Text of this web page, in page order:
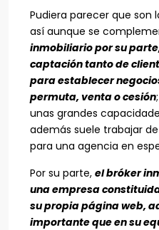
Pudiera parecer que son
así aunque se
inmobiliario por su
captación tanto de
para establecer
permuta, venta o cesión
unas grandes
además suele trabajar
para una agencia en
Por su parte, el bróker
una empresa
su propia página web,
importante que en su